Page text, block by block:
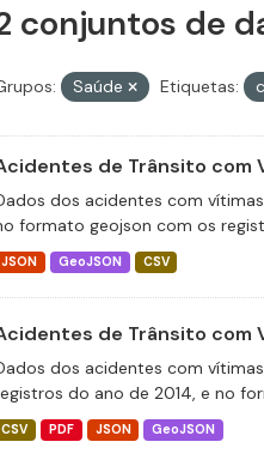
conjuntos de
Saúde Etiquetas:
de Trânsito com
dos acidentes com
formato geojson com os
JSON GeoJSON CSV
de Trânsito com
dos acidentes com
do ano de 2014, e no
CSV PDF JSON GeoJSON